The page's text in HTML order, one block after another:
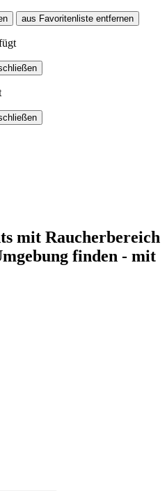
aus Favoritenliste entfernen
mit Raucherbereich
finden - mit